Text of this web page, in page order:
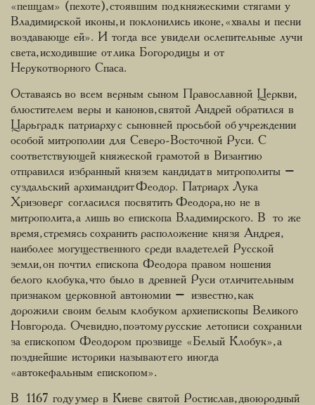
«пешцам» (пехоте), стоявшим под княжескими стягами у
Владимирской иконы, и поклонились иконе, «хвалы и песни
воздавающе ей». И тогда все увидели ослепительные лучи
света, исходившие от лика Богородицы и от
Нерукотворного Спаса.
Оставаясь во всем верным сыном Православной Церкви,
блюстителем веры и канонов, святой Андрей обратился в
Царьград к патриарху с сыновней просьбой об учреждении
особой митрополии для Северо-Восточной Руси. С
соответствующей княжеской грамотой в Византию
отправился избранный князем кандидат в митрополиты –
суздальский архимандрит Феодор. Патриарх Лука
Хризоверг согласился посвятить Феодора, но не в
митрополита, а лишь во епископа Владимирского. В то же
время, стремясь сохранить расположение князя Андрея,
наиболее могущественного среди владетелей Русской
земли, он почтил епископа Феодора правом ношения
белого клобука, что было в древней Руси отличительным
признаком церковной автономии – известно, как
дорожили своим белым клобуком архиепископы Великого
Новгорода. Очевидно, поэтому русские летописи сохранили
за епископом Феодором прозвище «Белый Клобук», а
позднейшие историки называют его иногда
«автокефальным епископом».
В 1167 году умер в Киеве святой Ростислав, двоюродный